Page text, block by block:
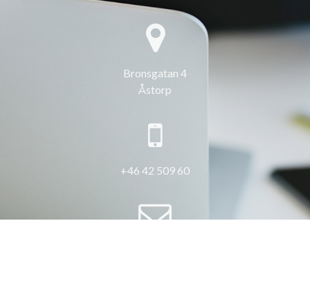
Bronsgatan 4
Åstorp
+46 42 509 60